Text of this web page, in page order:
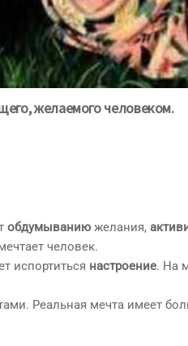
желаемого человеком.
обдумываниюжелания,
человек.
испортиться настроение. На
Реальная мечта имеет